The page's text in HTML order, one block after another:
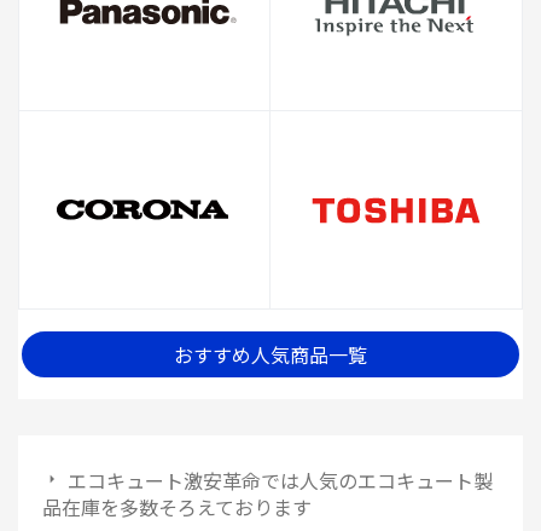
おすすめ人気商品一覧
エコキュート激安革命では人気のエコキュート製
品在庫を多数そろえております